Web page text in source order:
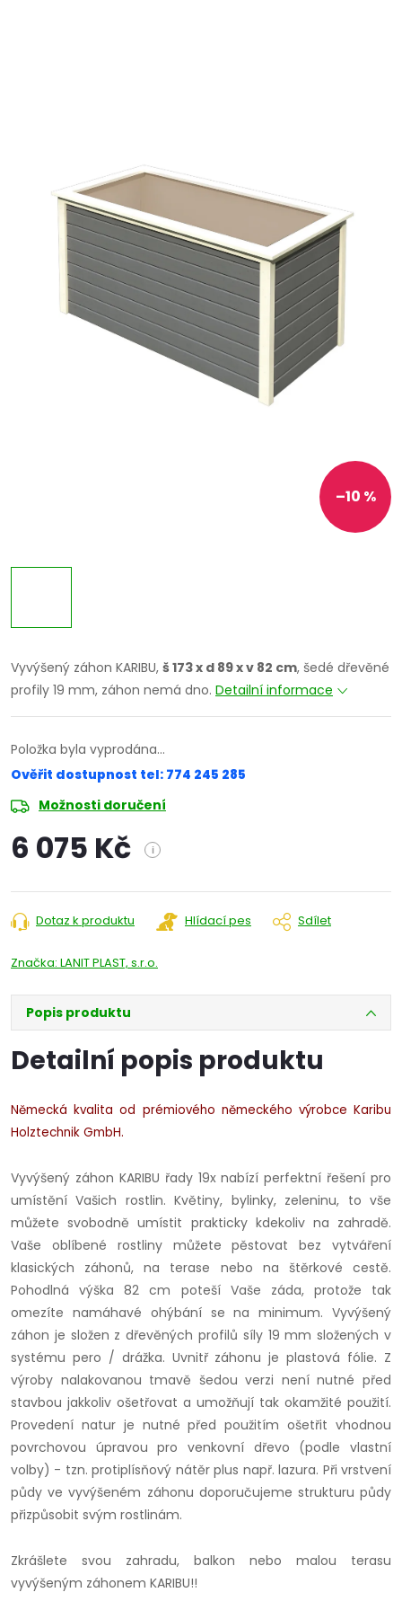
–10 %
Vyvýšený záhon KARIBU, š 173 x d 89 x v 82 cm, šedé dřevěné
profily 19 mm, záhon nemá dno. Detailní informace
Položka byla vyprodána…
Ověřit dostupnost tel: 774 245 285
Možnosti doručení
6 075 Kč i
cena:
Dotaz k produktu Hlídací pes Sdílet
Značka: LANIT PLAST, s.r.o.
Popis produktu
Detailní popis produktu
Německá kvalita od prémiového německého výrobce Karibu
Holztechnik GmbH.
Vyvýšený záhon KARIBU řady 19x nabízí perfektní řešení pro
umístění Vašich rostlin. Květiny, bylinky, zeleninu, to vše
můžete svobodně umístit prakticky kdekoliv na zahradě.
Vaše oblíbené rostliny můžete pěstovat bez vytváření
klasických záhonů, na terase nebo na štěrkové cestě.
Pohodlná výška 82 cm poteší Vaše záda, protože tak
omezíte namáhavé ohýbání se na minimum. Vyvýšený
záhon je složen z dřevěných profilů síly 19 mm složených v
systému pero / drážka. Uvnitř záhonu je plastová fólie. Z
výroby nalakovanou tmavě šedou verzi není nutné před
stavbou jakkoliv ošetřovat a umožňují tak okamžité použití.
Provedení natur je nutné před použitím ošetřit vhodnou
povrchovou úpravou pro venkovní dřevo (podle vlastní
volby) - tzn. protiplísňový nátěr plus např. lazura. Při vrstvení
půdy ve vyvýšeném záhonu doporučujeme strukturu půdy
přizpůsobit svým rostlinám.
Zkrášlete svou zahradu, balkon nebo malou terasu
vyvýšeným záhonem KARIBU!!